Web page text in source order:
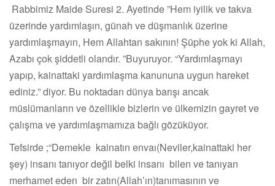
Rabbimiz Maide Suresi 2. Ayetinde ”Hem iyilik ve takva
üzerinde yardımlaşın, günah ve düşmanlık üzerine
yardımlaşmayın, Hem Allahtan sakının! Şüphe yok ki Allah,
Azabı çok şiddetli olandır. ”Buyuruyor. “Yardımlaşmayı
yapıp, kainattaki yardımlaşma kanununa uygun hareket
ediniz.” diyor. Bu noktadan dünya barışı ancak
müslümanların ve özellikle bizlerin ve ülkemizin gayret ve
çalışma ve yardımlaşmamıza bağlı gözüküyor.
Tefsirde ;“Demekle kainatın envaı(Neviler,kainattaki her
şey) insanı tanıyor değil belki insanı bilen ve tanıyan
merhamet eden bir zatın(Allah’ın)tanımasının ve